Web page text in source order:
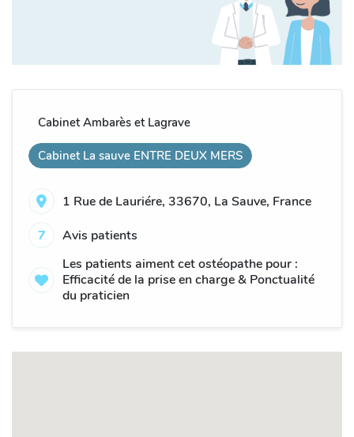
Cabinet Ambarès et Lagrave
Cabinet La sauve ENTRE DEUX MERS
1 Rue de Lauriére, 33670, La Sauve, France
7
Avis patients
Les patients aiment cet ostéopathe pour :
Efficacité de la prise en charge & Ponctualité
du praticien